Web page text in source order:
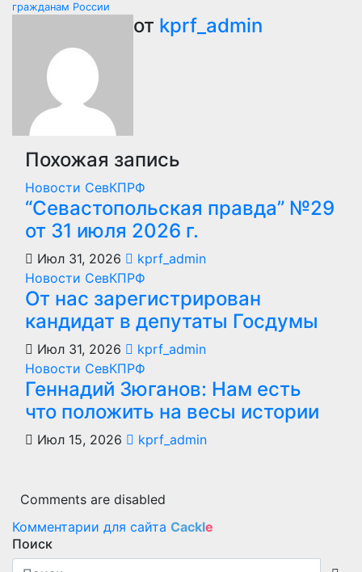
гражданам России
от kprf_admin
Похожая запись
Новости СевКПРФ
“Севастопольская правда” №29
от 31 июля 2026 г.
Июл 31, 2026
kprf_admin
Новости СевКПРФ
От нас зарегистрирован
кандидат в депутаты Госдумы
Июл 31, 2026
kprf_admin
Новости СевКПРФ
Геннадий Зюганов: Нам есть
что положить на весы истории
Июл 15, 2026 kprf_admin
Comments are disabled
Комментарии для сайта Cackle
Поиск